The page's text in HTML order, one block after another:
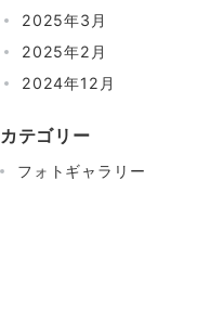
2025年3月
2025年2月
2024年12月
カテゴリー
フォトギャラリー